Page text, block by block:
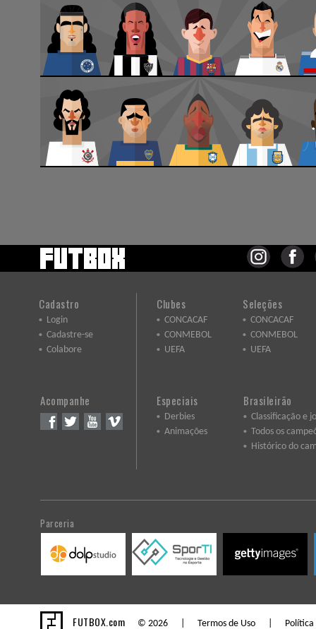
Cadastro
Login
Cadastre-se
Colabore
Acompanhe
Clubes
CONCACAF
CONMEBOL
UEFA
Seleções
CONCACAF
CONMEBOL
UEFA
Especiais
Derbies
Animações
Brasileirão
Classificação e
Todos os
Histórico do
Parceria
FUTBOX.com © 2026 | Termos de Uso Política